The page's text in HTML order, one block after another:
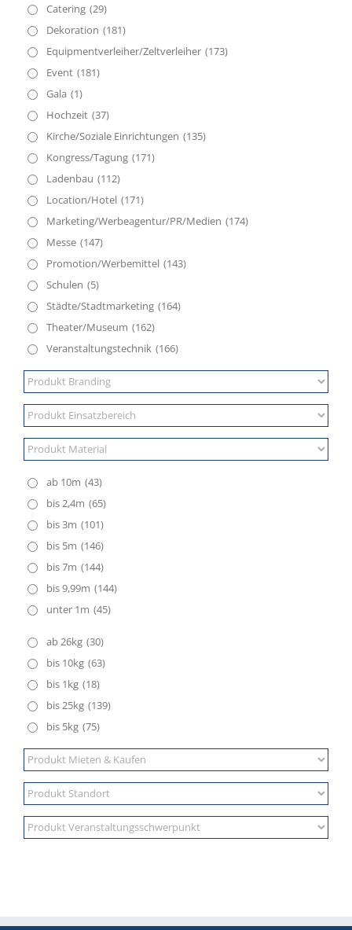
Catering (29)
Dekoration (181)
Equipmentverleiher/Zeltverleiher (173)
Event (181)
Gala (1)
Hochzeit (37)
Kirche/Soziale Einrichtungen (135)
Kongress/Tagung (171)
Ladenbau (112)
Location/Hotel (171)
Marketing/Werbeagentur/PR/Medien (174)
Messe (147)
Promotion/Werbemittel (143)
Schulen (5)
Städte/Stadtmarketing (164)
Theater/Museum (162)
Veranstaltungstechnik (166)
ab 10m (43)
bis 2,4m (65)
bis 3m (101)
bis 5m (146)
bis 7m (144)
bis 9,99m (144)
unter 1m (45)
ab 26kg (30)
bis 10kg (63)
bis 1kg (18)
bis 25kg (139)
bis 5kg (75)